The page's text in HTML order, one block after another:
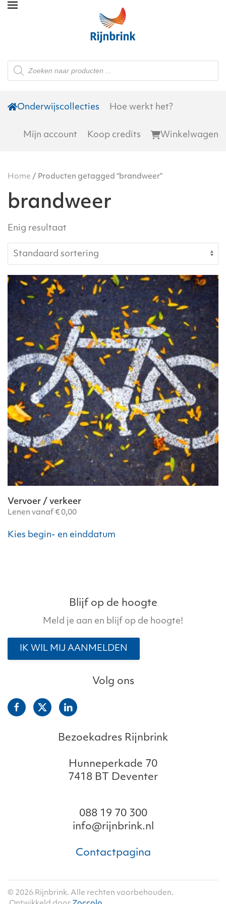
Skip to main content
Producten
zoeken
Onderwijscollecties Hoe werkt het?
Mijn account Koop credits Winkelwagen
Home / Producten getagged “brandweer”
brandweer
Enig resultaat
Vervoer / verkeer
Lenen vanaf € 0,00
Kies begin- en einddatum
optie
gekozen
worden
op
Blijf op de hoogte
Meld je aan en blijf op de hoogte!
IK WIL MIJ AANMELDEN
Volg ons
Bezoekadres Rijnbrink
Hunneperkade 70
7418 BT Deventer
088 19 70 300
info@rijnbrink.nl
Contactpagina
© 2026 Rijnbrink. Alle rechten voorbehouden.